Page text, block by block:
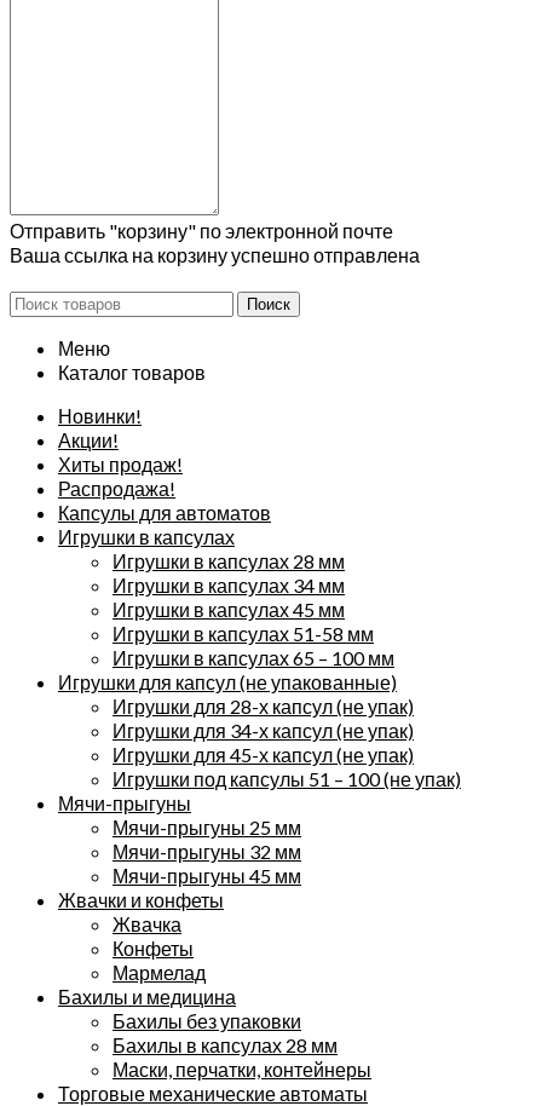
Отправить "корзину" по электронной почте
Ваша ссылка на корзину успешно отправлена
Поиск
Меню
Каталог товаров
Новинки!
Акции!
Хиты продаж!
Распродажа!
Капсулы для автоматов
Игрушки в капсулах
Игрушки в капсулах 28 мм
Игрушки в капсулах 34 мм
Игрушки в капсулах 45 мм
Игрушки в капсулах 51-58 мм
Игрушки в капсулах 65 – 100 мм
Игрушки для капсул (не упакованные)
Игрушки для 28-х капсул (не упак)
Игрушки для 34-х капсул (не упак)
Игрушки для 45-х капсул (не упак)
Игрушки под капсулы 51 – 100 (не упак)
Мячи-прыгуны
Мячи-прыгуны 25 мм
Мячи-прыгуны 32 мм
Мячи-прыгуны 45 мм
Жвачки и конфеты
Жвачка
Конфеты
Мармелад
Бахилы и медицина
Бахилы без упаковки
Бахилы в капсулах 28 мм
Маски, перчатки, контейнеры
Торговые механические автоматы